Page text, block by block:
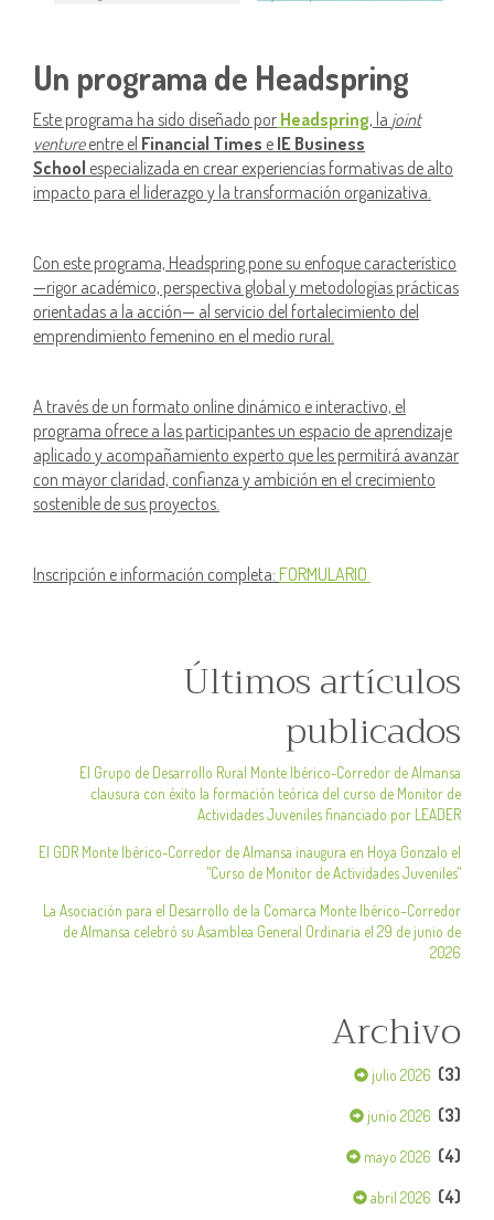
Un programa de Headspring
Este programa ha sido diseñado por Headspring, la joint
ventureentre el Financial Times e IE Business
School especializada en crear experiencias formativas de alto
impacto para el liderazgo y la transformación organizativa.
Con este programa, Headspring pone su enfoque característico
—rigor académico, perspectiva global y metodologías prácticas
orientadas a la acción— al servicio del fortalecimiento del
emprendimiento femenino en el medio rural.
A través de un formato online dinámico e interactivo, el
programa ofrece a las participantes un espacio de aprendizaje
aplicado y acompañamiento experto que les permitirá avanzar
con mayor claridad, confianza y ambición en el crecimiento
sostenible de sus proyectos.
Inscripción e información completa: FORMULARIO
Últimos artículos
publicados
El Grupo de Desarrollo Rural Monte Ibérico-Corredor de Almansa
clausura con éxito la formación teórica del curso de Monitor de
Actividades Juveniles financiado por LEADER
El GDR Monte Ibérico-Corredor de Almansa inaugura en Hoya Gonzalo el
"Curso de Monitor de Actividades Juveniles"
La Asociación para el Desarrollo de la Comarca Monte Ibérico–Corredor
de Almansa celebró su Asamblea General Ordinaria el 29 de junio de
2026
Archivo
julio 2026 (3)
junio 2026 (3)
mayo 2026 (4)
abril 2026 (4)